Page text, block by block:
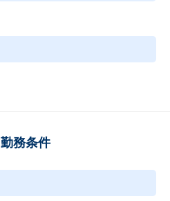
勤務条件